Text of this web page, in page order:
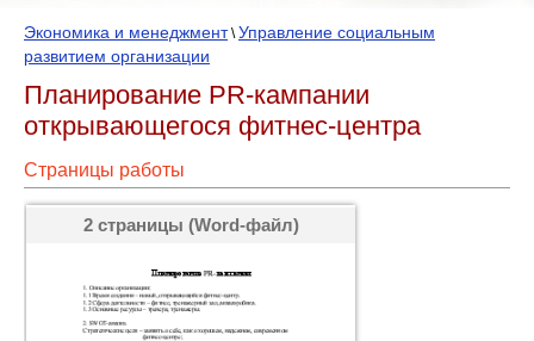
Экономика и менеджмент\Управление социальным
развитием организации
Планирование PR-кампании
открывающегося фитнес-центра
Страницы работы
2 страницы (Word-файл)